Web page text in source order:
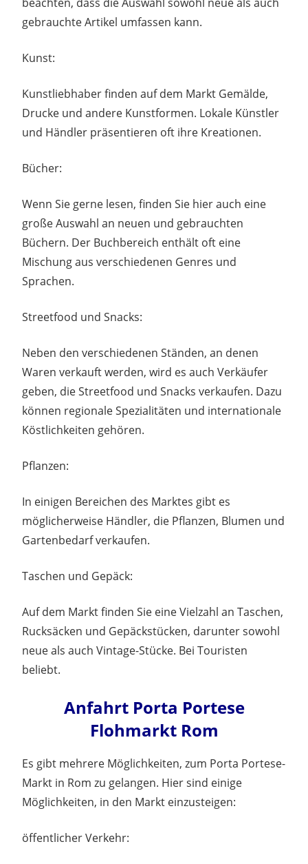
gebrauchte Artikel umfassen kann.
Kunst:
Kunstliebhaber finden auf dem Markt Gemälde,
Drucke und andere Kunstformen. Lokale Künstler
und Händler präsentieren oft ihre Kreationen.
Bücher:
Wenn Sie gerne lesen, finden Sie hier auch eine
große Auswahl an neuen und gebrauchten
Büchern. Der Buchbereich enthält oft eine
Mischung aus verschiedenen Genres und
Sprachen.
Streetfood und Snacks:
Neben den verschiedenen Ständen, an denen
Waren verkauft werden, wird es auch Verkäufer
geben, die Streetfood und Snacks verkaufen. Dazu
können regionale Spezialitäten und internationale
Köstlichkeiten gehören.
Pflanzen:
In einigen Bereichen des Marktes gibt es
möglicherweise Händler, die Pflanzen, Blumen und
Gartenbedarf verkaufen.
Taschen und Gepäck:
Auf dem Markt finden Sie eine Vielzahl an Taschen,
Rucksäcken und Gepäckstücken, darunter sowohl
neue als auch Vintage-Stücke. Bei Touristen
beliebt.
Anfahrt Porta Portese
Flohmarkt Rom
Es gibt mehrere Möglichkeiten, zum Porta Portese-
Markt in Rom zu gelangen. Hier sind einige
Möglichkeiten, in den Markt einzusteigen:
öffentlicher Verkehr: